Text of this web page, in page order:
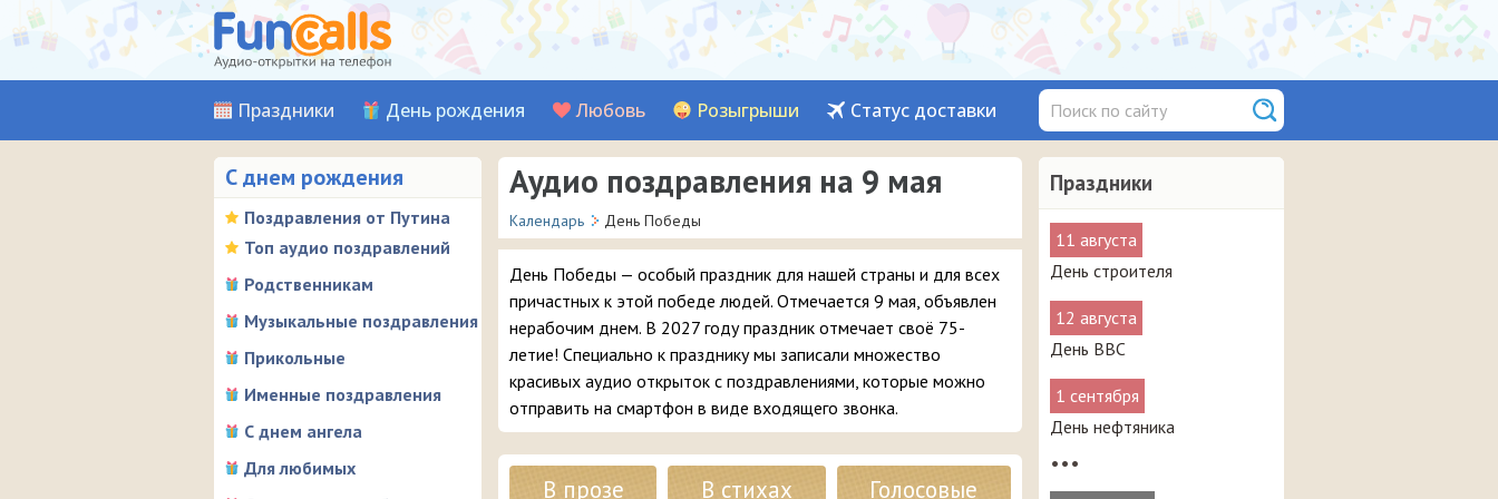
Праздники День рождения Любовь Розыгрыши Статус доставки
С днем рождения
Поздравления от Путина
Топ аудио поздравлений
Родственникам
Музыкальные поздравления
Прикольные
Именные поздравления
С днем ангела
Для любимых
Праздники
11 августа
День строителя
12 августа
День ВВС
1 сентября
День нефтяника
•••
Аудио поздравления на 9 мая
Календарь День Победы
День Победы — особый праздник для нашей страны и для всех
причастных к этой победе людей. Отмечается 9 мая, объявлен
нерабочим днем. В 2027 году праздник отмечает своё 75-
летие! Специально к празднику мы записали множество
красивых аудио открыток с поздравлениями, которые можно
отправить на смартфон в виде входящего звонка.
В прозе В стихах
Голосовые